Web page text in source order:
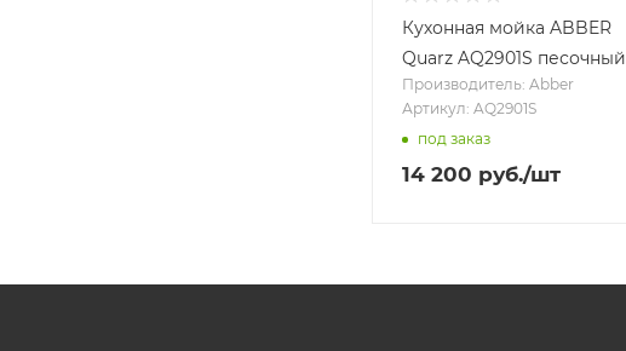
Кухонная мойка ABBER
Quarz AQ2901S песочный
Производитель: Abber
Артикул: AQ2901S
под заказ
14 200 руб./шт